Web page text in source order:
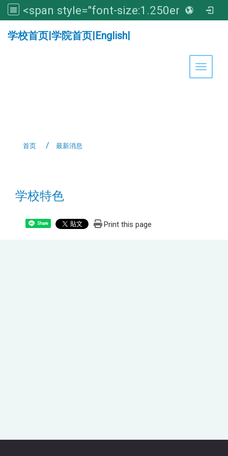
<span style="font-size:1.250em;"><strong>亚洲大学医学暨健康学院</strong></span>
学校首页|学院首页|English|
Toggle
首页 最新消息
学校特色
Share Print this page